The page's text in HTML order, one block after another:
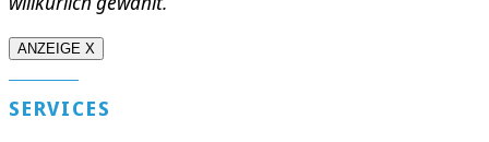
ANZEIGE X
SERVICES